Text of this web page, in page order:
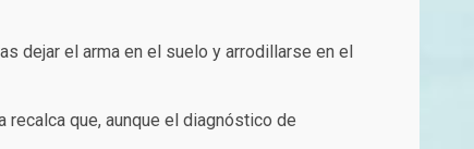
dejar el arma en el suelo y arrodillarse en el
que, aunque el diagnóstico de